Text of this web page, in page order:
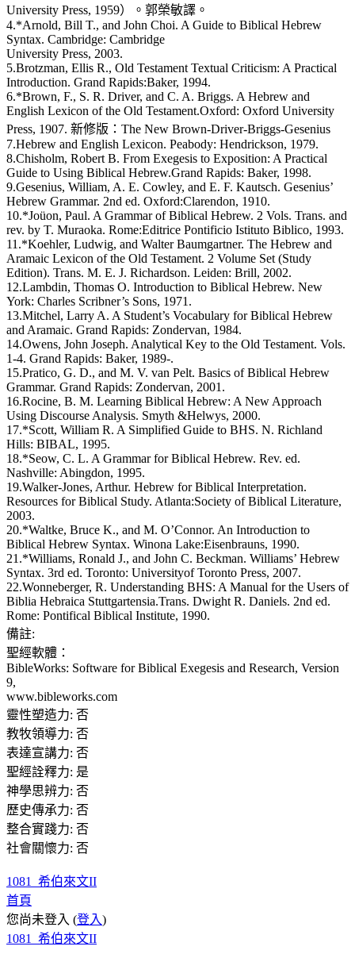
University Press, 1959）。郭榮敏譯。
4.*Arnold, Bill T., and John Choi. A Guide to Biblical Hebrew
Syntax. Cambridge: Cambridge
University Press, 2003.
5.Brotzman, Ellis R., Old Testament Textual Criticism: A Practical
Introduction. Grand Rapids:Baker, 1994.
6.*Brown, F., S. R. Driver, and C. A. Briggs. A Hebrew and
English Lexicon of the Old Testament.Oxford: Oxford University
Press, 1907. 新修版：The New Brown-Driver-Briggs-Gesenius
7.Hebrew and English Lexicon. Peabody: Hendrickson, 1979.
8.Chisholm, Robert B. From Exegesis to Exposition: A Practical
Guide to Using Biblical Hebrew.Grand Rapids: Baker, 1998.
9.Gesenius, William, A. E. Cowley, and E. F. Kautsch. Gesenius’
Hebrew Grammar. 2nd ed. Oxford:Clarendon, 1910.
10.*Joüon, Paul. A Grammar of Biblical Hebrew. 2 Vols. Trans. and
rev. by T. Muraoka. Rome:Editrice Pontificio Istituto Biblico, 1993.
11.*Koehler, Ludwig, and Walter Baumgartner. The Hebrew and
Aramaic Lexicon of the Old Testament. 2 Volume Set (Study
Edition). Trans. M. E. J. Richardson. Leiden: Brill, 2002.
12.Lambdin, Thomas O. Introduction to Biblical Hebrew. New
York: Charles Scribner’s Sons, 1971.
13.Mitchel, Larry A. A Student’s Vocabulary for Biblical Hebrew
and Aramaic. Grand Rapids: Zondervan, 1984.
14.Owens, John Joseph. Analytical Key to the Old Testament. Vols.
1-4. Grand Rapids: Baker, 1989-.
15.Pratico, G. D., and M. V. van Pelt. Basics of Biblical Hebrew
Grammar. Grand Rapids: Zondervan, 2001.
16.Rocine, B. M. Learning Biblical Hebrew: A New Approach
Using Discourse Analysis. Smyth &Helwys, 2000.
17.*Scott, William R. A Simplified Guide to BHS. N. Richland
Hills: BIBAL, 1995.
18.*Seow, C. L. A Grammar for Biblical Hebrew. Rev. ed.
Nashville: Abingdon, 1995.
19.Walker-Jones, Arthur. Hebrew for Biblical Interpretation.
Resources for Biblical Study. Atlanta:Society of Biblical Literature,
2003.
20.*Waltke, Bruce K., and M. O’Connor. An Introduction to
Biblical Hebrew Syntax. Winona Lake:Eisenbrauns, 1990.
21.*Williams, Ronald J., and John C. Beckman. Williams’ Hebrew
Syntax. 3rd ed. Toronto: Universityof Toronto Press, 2007.
22.Wonneberger, R. Understanding BHS: A Manual for the Users of
Biblia Hebraica Stuttgartensia.Trans. Dwight R. Daniels. 2nd ed.
Rome: Pontifical Biblical Institute, 1990.
備註:
聖經軟體：
BibleWorks: Software for Biblical Exegesis and Research, Version
9,
www.bibleworks.com
靈性塑造力: 否
教牧領導力: 否
表達宣講力: 否
聖經詮釋力: 是
神學思辨力: 否
歷史傳承力: 否
整合實踐力: 否
社會關懷力: 否
1081_希伯來文II
首頁
您尚未登入 (登入)
1081_希伯來文II